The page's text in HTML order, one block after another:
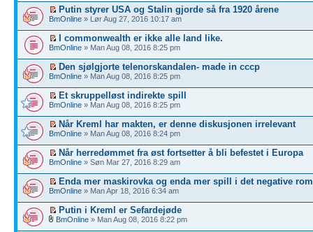
Putin styrer USA og Stalin gjorde så fra 1920 årene
BmOnline » Lør Aug 27, 2016 10:17 am
I commonwealth er ikke alle land like.
BmOnline » Man Aug 08, 2016 8:25 pm
Den sjølgjorte telenorskandalen- made in cccp
BmOnline » Man Aug 08, 2016 8:25 pm
Et skruppelløst indirekte spill
BmOnline » Man Aug 08, 2016 8:25 pm
Når Kreml har makten, er denne diskusjonen irrelevant
BmOnline » Man Aug 08, 2016 8:24 pm
Når herredømmet fra øst fortsetter å bli befestet i Europa
BmOnline » Søn Mar 27, 2016 8:29 am
Enda mer maskirovka og enda mer spill i det negative rom
BmOnline » Man Apr 18, 2016 6:34 am
Putin i Kreml er Sefardejøde
BmOnline » Man Aug 08, 2016 8:22 pm